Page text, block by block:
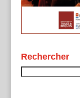
Rechercher